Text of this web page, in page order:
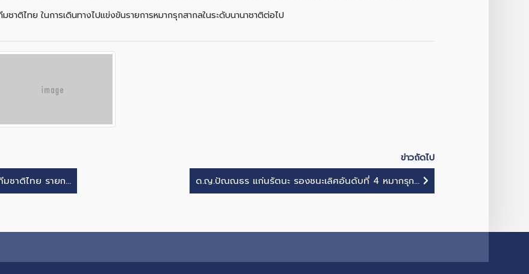
าติไทย ในการเดินทางไปแข่งขันรายการหมากรุกสากลในระดับนานาชาติต่อไป
ข่าวถัดไป
ชาติไทย รายก...
ด.ญ.ปัณณธร แก่นรัตนะ รองชนะเลิศอันดับที่ 4 หมากรุก...